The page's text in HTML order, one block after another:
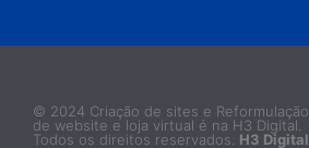
© 2024 Criação de sites e Reformulação
de website e loja virtual é na H3 Digital.
Todos os direitos reservados. H3 Digital